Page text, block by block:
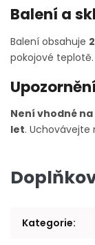
Balení a
Balení obsahuje
pokojové teplotě.
Upozornění
Není vhodné
let.
Kategorie: